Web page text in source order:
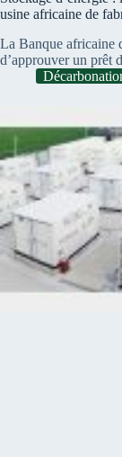
usine africaine de
La Banque africaine
d’approuver un prêt